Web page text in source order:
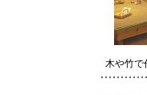
木や竹で